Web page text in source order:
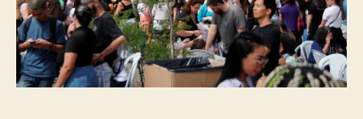
t
i
c
a
ç
ã
o
d
o
“
F